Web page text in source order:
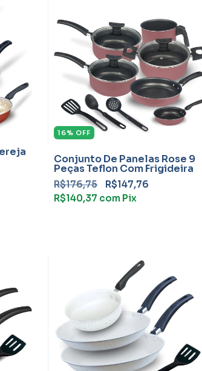
16% OFF
Conjunto De Panelas Rose 9
Peças Teflon Com Frigideira
R$176,75
R$147,76
R$140,37 com Pix